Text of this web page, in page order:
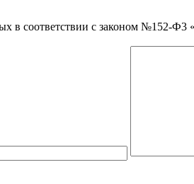
в соответствии с законом №152-